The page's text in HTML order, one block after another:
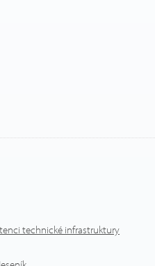
technické infrastruktury